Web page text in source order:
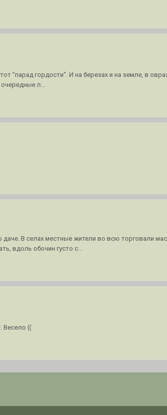
"парад гордости". И на березах и на земле, в
л...
В селах местные жители во всю торговали
вдоль обочин густо с...
Весело ((